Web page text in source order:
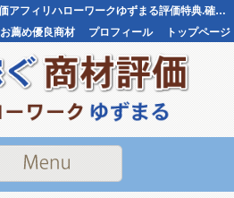
画像 | 評価特典.確実に稼ぐ商材評価アフィリハローワークゆずまる評価特典.確実に稼ぐ商材評価アフィリハローワークゆずまる
トップページ
プロフィール
お薦め優良商材